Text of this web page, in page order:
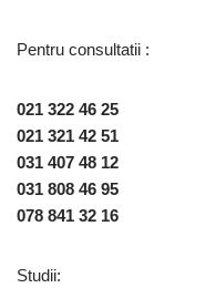
Pentru consultatii :
021 322 46 25
021 321 42 51
031 407 48 12
031 808 46 95
078 841 32 16
Studii: